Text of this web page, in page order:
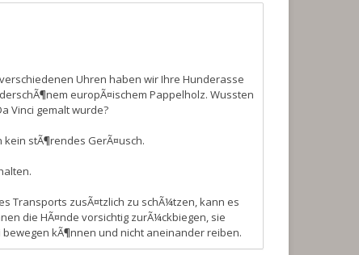
Uhren haben wir Ihre Hunderasse
europÃ¤ischem Pappelholz. Wussten
Vinci gemalt wurde?
stÃ¶rendes GerÃ¤usch.
Transports zusÃ¤tzlich zu schÃ¼tzen, kann es
die HÃ¤nde vorsichtig zurÃ¼ckbiegen, sie
kÃ¶nnen und nicht aneinander reiben.